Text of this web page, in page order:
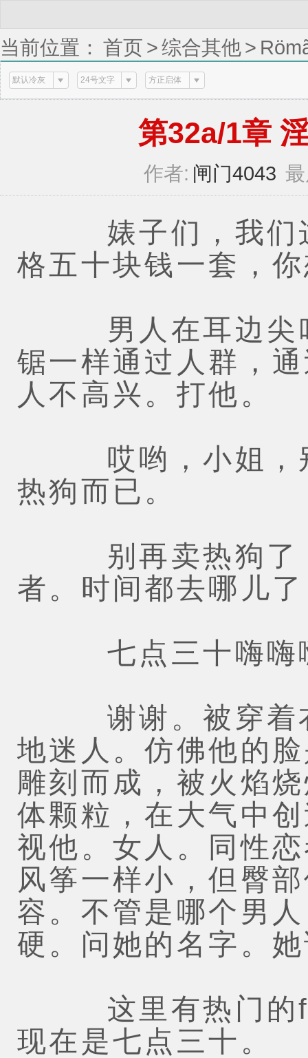
当前位置： 首页 >综合其他>
/ 3)默认冷灰 24号文字 方正启体
第32a/1章
作者: 闸门4043
婊子们，我们这
格五十块钱一套，
男人在耳边尖叫
锯一样通过人群，
人不高兴。打他。
哎哟，小姐，别
热狗而已。
别再卖热狗了，
者。时间都去哪儿
七点三十嗨嗨
谢谢。被穿着衣
地迷人。仿佛他的
雕刻而成，被火焰
体颗粒，在大气中
视他。女人。同性
风筝一样小，但臀
容。不管是哪个男
硬。问她的名字。
这里有热门的
现在是七点三十。